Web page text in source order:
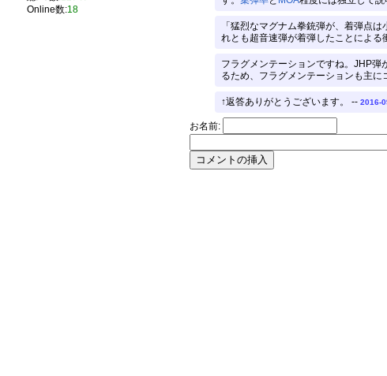
Online数:18
「猛烈なマグナム拳銃弾が、着弾点
れとも超音速弾が着弾したことによ
フラグメンテーションですね。JHP
るため、フラグメンテーションも主
↑返答ありがとうございます。 -- 2016-
お名前: